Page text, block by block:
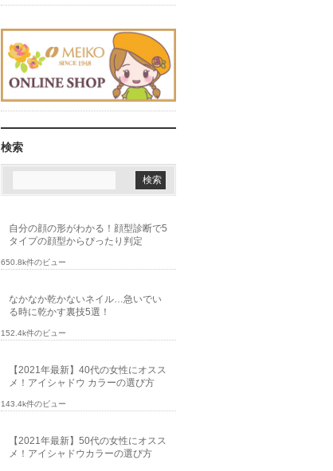
検索
自分の顔の形がわかる！顔型診断で5
タイプの顔型からぴったり判定
650.8k件のビュー
なかなか乾かないネイル…急いでい
る時に乾かす裏技5選！
152.4k件のビュー
【2021年最新】40代の女性にオスス
メ！アイシャドウ カラーの選び方
143.4k件のビュー
【2021年最新】50代の女性にオスス
メ！アイシャドウカラーの選び方